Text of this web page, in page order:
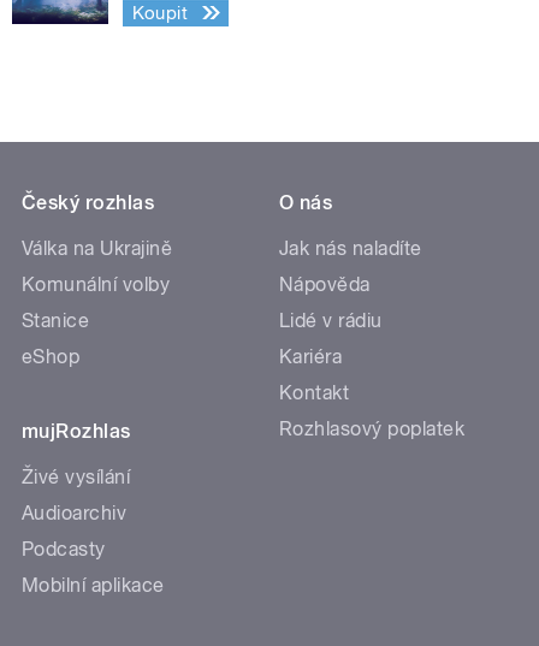
Koupit
Český rozhlas
Válka na Ukrajině
Komunální volby
Stanice
eShop
mujRozhlas
Živé vysílání
Audioarchiv
Podcasty
Mobilní aplikace
O nás
Jak nás naladíte
Nápověda
Lidé v rádiu
Kariéra
Kontakt
Rozhlasový poplatek